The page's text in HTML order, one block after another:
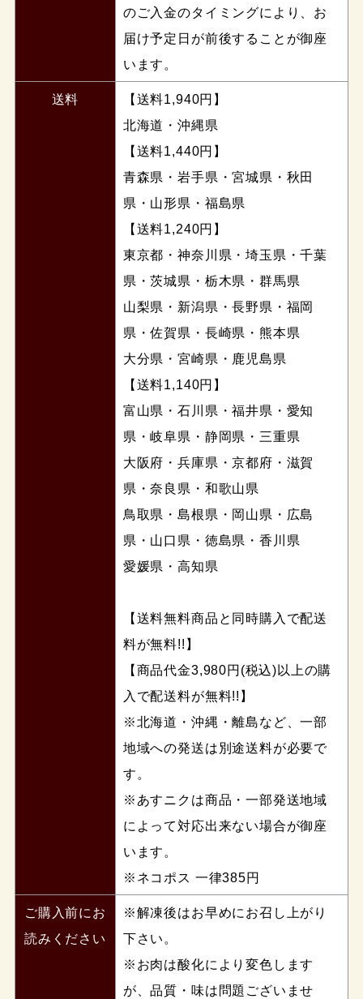
のご入金のタイミングにより、お
届け予定日が前後することが御座
います。
送料
【送料1,940円】
北海道・沖縄県
【送料1,440円】
青森県・岩手県・宮城県・秋田
県・山形県・福島県
【送料1,240円】
東京都・神奈川県・埼玉県・千葉
県・茨城県・栃木県・群馬県
山梨県・新潟県・長野県・福岡
県・佐賀県・長崎県・熊本県
大分県・宮崎県・鹿児島県
【送料1,140円】
富山県・石川県・福井県・愛知
県・岐阜県・静岡県・三重県
大阪府・兵庫県・京都府・滋賀
県・奈良県・和歌山県
鳥取県・島根県・岡山県・広島
県・山口県・徳島県・香川県
愛媛県・高知県
【送料無料商品と同時購入で配送
料が無料!!】
【商品代金3,980円(税込)以上の購
入で配送料が無料!!】
※北海道・沖縄・離島など、一部
地域への発送は別途送料が必要で
す。
※あすニクは商品・一部発送地域
によって対応出来ない場合が御座
います。
※ネコポス 一律385円
ご購入前にお
読みください
※解凍後はお早めにお召し上がり
下さい。
※お肉は酸化により変色します
が、品質・味は問題ございませ